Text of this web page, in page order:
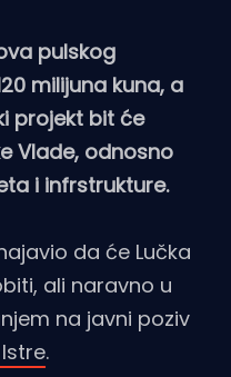
pulskog
milijuna kuna, a
projekt bit će
Vlade, odnosno
i infrstrukture.
da će Lučka
ali naravno u
na javni poziv
.